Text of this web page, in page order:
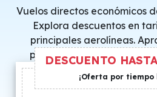
Vuelos directos económicos
Explora descuentos en
principales aerolíneas.
promocionales y consigue
DESCUENTO
¡Oferta por